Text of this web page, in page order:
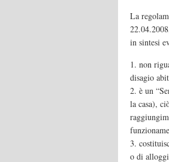
La
in sintesi
1. non
disagio
2. è un
la casa),
3.
o di